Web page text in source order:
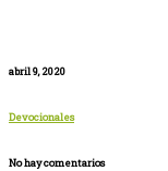
abril 9, 2020
Devocionales
No hay comentarios